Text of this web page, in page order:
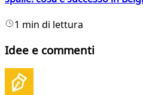
1 min di lettura
Idee e commenti